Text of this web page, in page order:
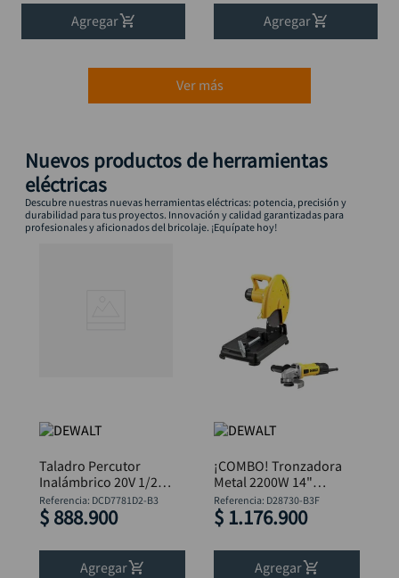
Agregar Agregar
Ver más
Nuevos productos de herramientas
eléctricas
Descubre nuestras nuevas herramientas eléctricas: potencia, precisión y
durabilidad para tus proyectos. Innovación y calidad garantizadas para
profesionales y aficionados del bricolaje. ¡Equípate hoy!
Taladro Percutor
Inalámbrico 20V 1/2”
Brushless DeWalt
DCD7781D2-B3
Referencia: DCD7781D2-B3
$ 888.900
Agregar
¡COMBO! Tronzadora
Metal 2200W 14"
D28730 + Pulidora
4.1/2" DWE750-B3
DeWalt
Referencia: D28730-B3F
$ 1.176.900
Agregar